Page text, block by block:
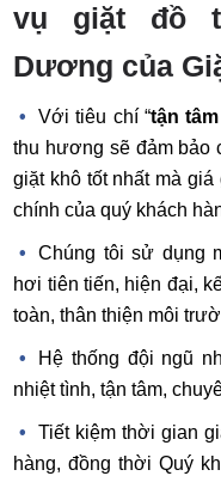
vụ giặt đồ
Dương của
Với tiêu chí “tận
thu hương sẽ đảm bảo
giặt khô tốt nhất mà
chính của quý khách
Chúng tôi sử dụng
hơi tiên tiến, hiện đại,
toàn, thân thiện môi
Hệ thống đội ngũ
nhiệt tình, tận tâm,
Tiết kiệm thời gian
hàng, đồng thời Quý